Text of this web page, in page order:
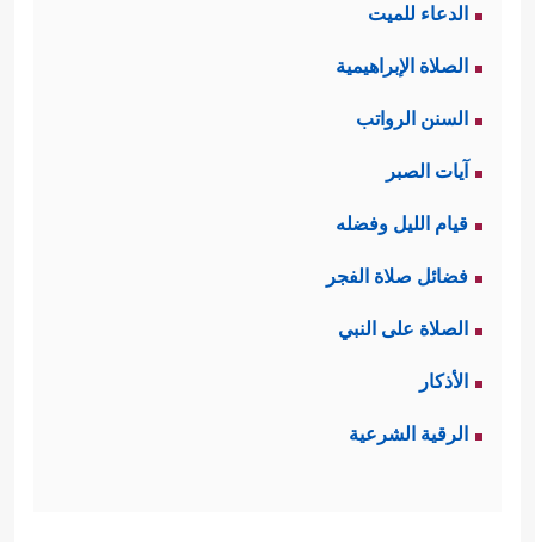
الدعاء للميت
الصلاة الإبراهيمية
السنن الرواتب
آيات الصبر
قيام الليل وفضله
فضائل صلاة الفجر
الصلاة على النبي
الأذكار
الرقية الشرعية